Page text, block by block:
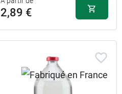
2,89 €